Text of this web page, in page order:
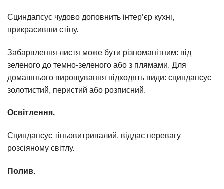
Сциндапсус чудово доповнить інтер’єр кухні,
прикрасивши стіну.
Забарвлення листя може бути різноманітним: від
зеленого до темно-зеленого або з плямами. Для
домашнього вирощування підходять види: сциндапсус
золотистий, перистий або розписний.
Освітлення.
Сциндапсус тіньовитривалий, віддає перевагу
розсіяному світлу.
Полив.